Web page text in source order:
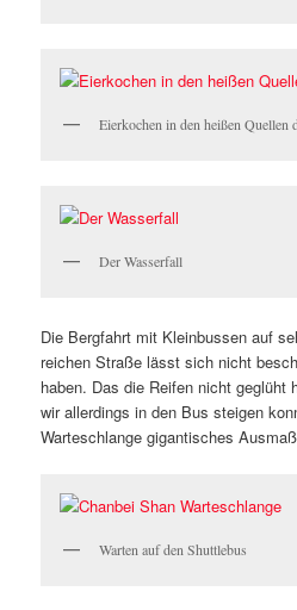
Eierkochen in den heißen Quellen
Der Wasserfall
Die Bergfahrt mit Kleinbussen auf
reichen Straße lässt sich nicht
haben. Das die Reifen nicht geglüht
wir allerdings in den Bus steigen
Warteschlange gigantisches
Warten auf den Shuttlebus